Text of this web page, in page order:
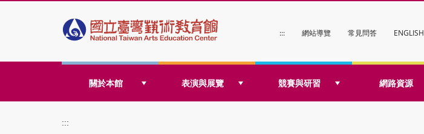
跳 ::: 網站導覽 常見問答 ENGLISH
關於本館 表演與展覽 競賽與研習 網路資源
:::